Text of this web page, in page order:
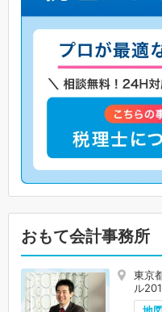
おもて会計事務所
東京
ル